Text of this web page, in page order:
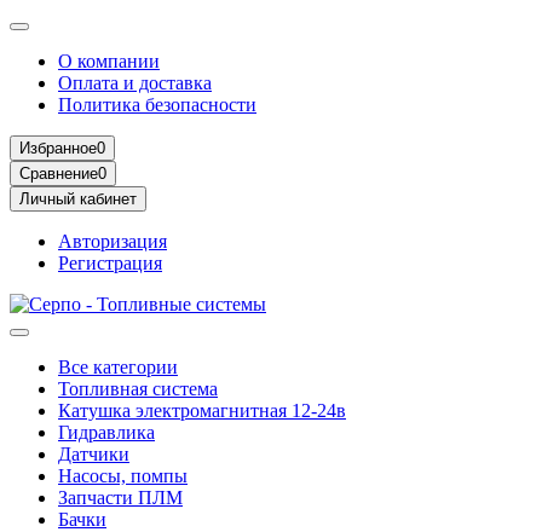
О компании
Оплата и доставка
Политика безопасности
Избранное0
Сравнение0
Личный кабинет
Авторизация
Регистрация
Все категории
Топливная система
Катушка электромагнитная 12-24в
Гидравлика
Датчики
Насосы, помпы
Запчасти ПЛМ
Бачки